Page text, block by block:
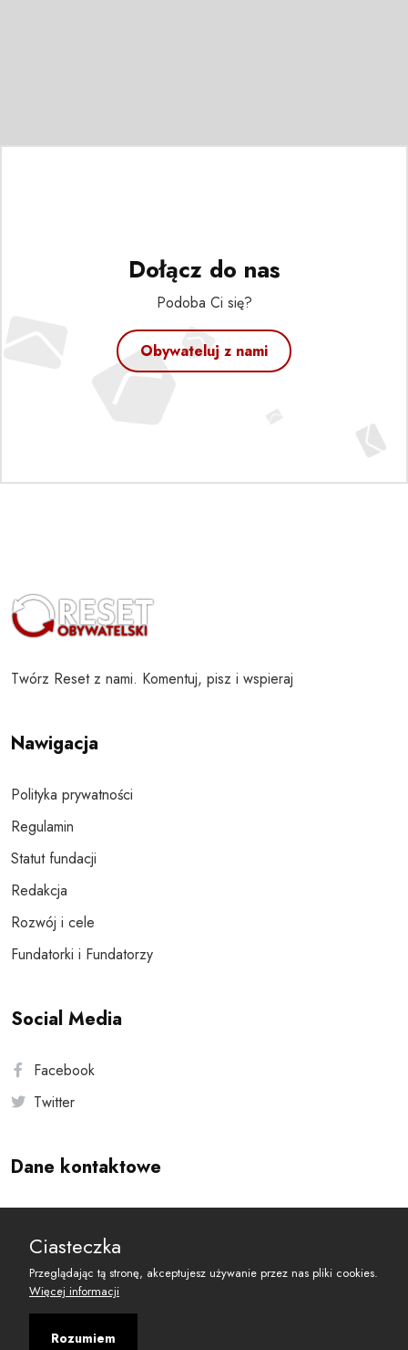
Dołącz do nas
Podoba Ci się?
Obywateluj z nami
Twórz Reset z nami. Komentuj, pisz i wspieraj
Nawigacja
Polityka prywatności
Regulamin
Statut fundacji
Redakcja
Rozwój i cele
Fundatorki i Fundatorzy
Social Media
Facebook
Twitter
Dane kontaktowe
reset@resetobywatelski.pl
Ciasteczka
Przeglądając tą stronę, akceptujesz używanie przez nas pliki cookies.
Więcej informacji
Rozumiem